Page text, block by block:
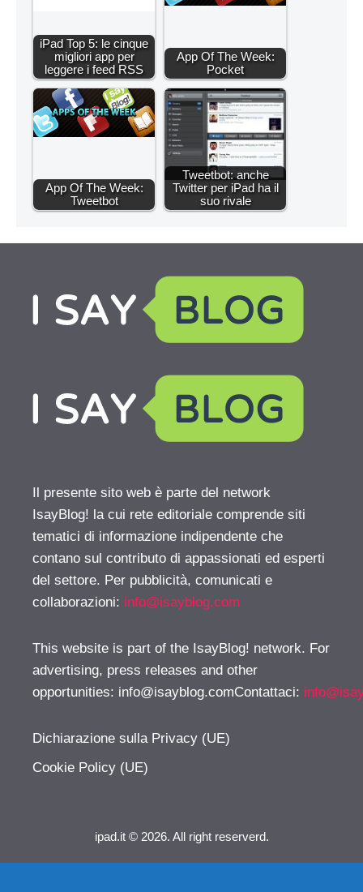
iPad Top 5: le cinque
migliori app per
leggere i feed RSS
App Of The Week:
Pocket
App Of The Week:
Tweetbot
Tweetbot: anche
Twitter per iPad ha il
suo rivale
Il presente sito web è parte del network
IsayBlog! la cui rete editoriale comprende siti
tematici di informazione indipendente che
contano sul contributo di appassionati ed esperti
del settore. Per pubblicità, comunicati e
collaborazioni: info@isayblog.com
This website is part of the IsayBlog! network. For
advertising, press releases and other
opportunities: info@isayblog.comContattaci:
Dichiarazione sulla Privacy (UE)
Cookie Policy (UE)
ipad.it © 2026. All right reserverd.